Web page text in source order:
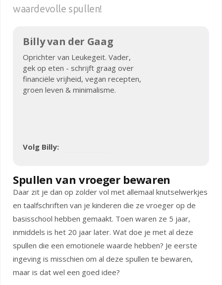
waardevolle spullen!
Billy van der Gaag
Oprichter van Leukegeit. Vader,
gek op eten - schrijft graag over
financiële vrijheid, vegan recepten,
groen leven & minimalisme.
Volg Billy:
Spullen van vroeger bewaren
Daar zit je dan op zolder vol met allemaal knutselwerkjes
en taalfschriften van je kinderen die ze vroeger op de
basisschool hebben gemaakt. Toen waren ze 5 jaar,
inmiddels is het 20 jaar later. Wat doe je met al deze
spullen die een emotionele waarde hebben? Je eerste
ingeving is misschien om al deze spullen te bewaren,
maar is dat wel een goed idee?